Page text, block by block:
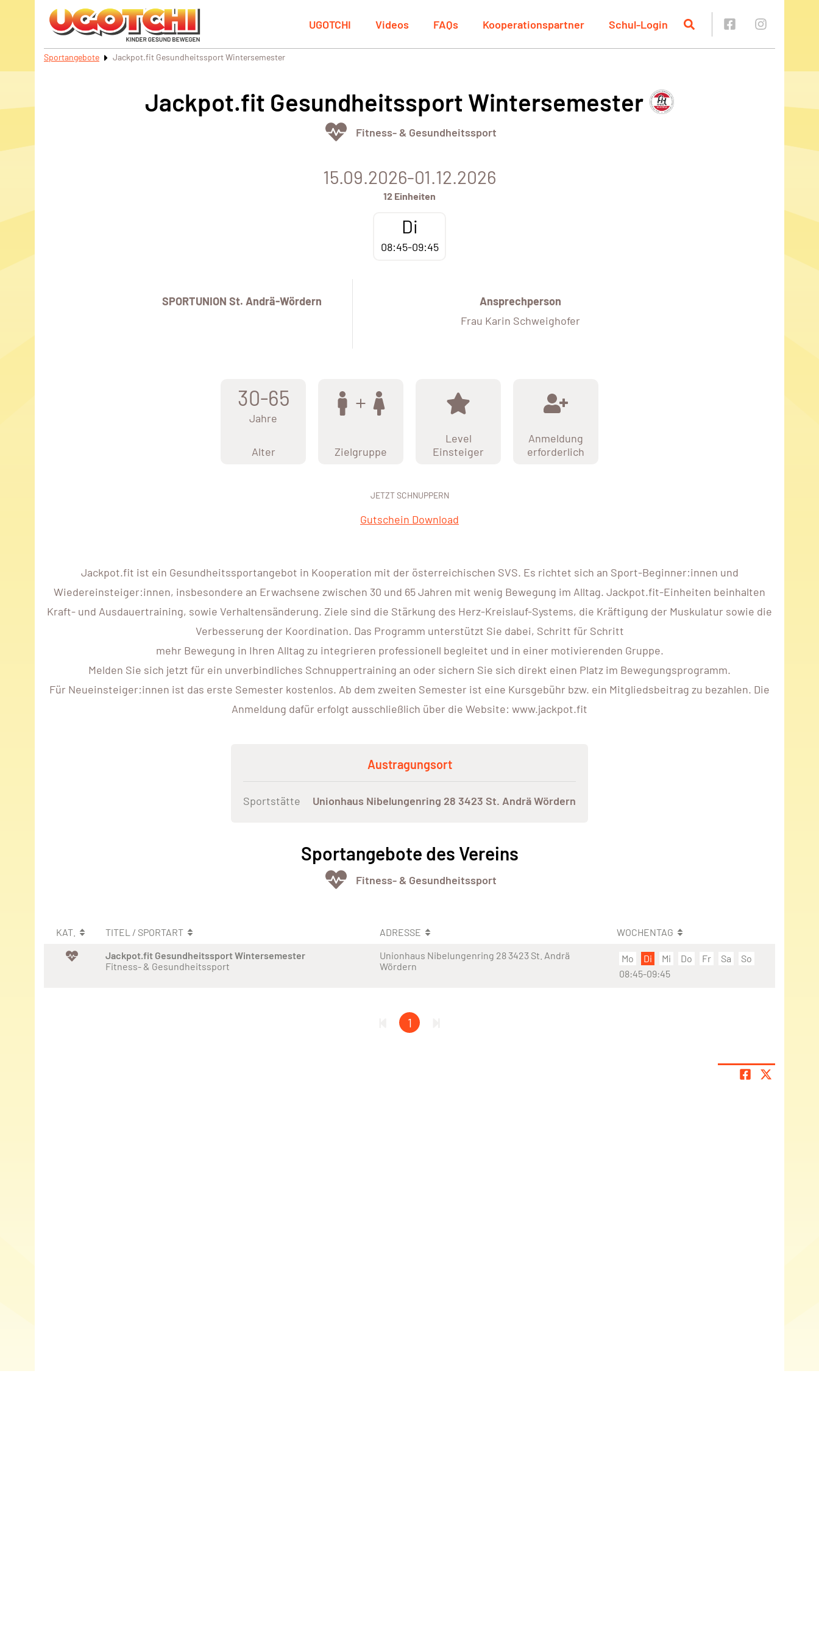
UGOTCHI Videos FAQs Kooperationspartner Schul-Login
Sportangebote Jackpot.fit Gesundheitssport Wintersemester
Jackpot.fit Gesundheitssport Wintersemester
Fitness- & Gesundheitssport
15.09.2026-01.12.2026
12 Einheiten
Di
08:45-09:45
SPORTUNION St. Andrä-Wördern
Ansprechperson
Frau Karin Schweighofer
30-65
Jahre
Alter Zielgruppe
Level
Einsteiger
Anmeldung
erforderlich
JETZT SCHNUPPERN
Gutschein Download
Jackpot.fit ist ein Gesundheitssportangebot in Kooperation mit der österreichischen SVS. Es richtet sich an Sport-Beginner:innen und
Wiedereinsteiger:innen, insbesondere an Erwachsene zwischen 30 und 65 Jahren mit wenig Bewegung im Alltag. Jackpot.fit-Einheiten beinhalten
Kraft- und Ausdauertraining, sowie Verhaltensänderung. Ziele sind die Stärkung des Herz-Kreislauf-Systems, die Kräftigung der Muskulatur sowie die
Verbesserung der Koordination. Das Programm unterstützt Sie dabei, Schritt für Schritt
mehr Bewegung in Ihren Alltag zu integrieren professionell begleitet und in einer motivierenden Gruppe.
Melden Sie sich jetzt für ein unverbindliches Schnuppertraining an oder sichern Sie sich direkt einen Platz im Bewegungsprogramm.
Für Neueinsteiger:innen ist das erste Semester kostenlos. Ab dem zweiten Semester ist eine Kursgebühr bzw. ein Mitgliedsbeitrag zu bezahlen. Die
Anmeldung dafür erfolgt ausschließlich über die Website: www.jackpot.fit
Austragungsort
Sportstätte Unionhaus Nibelungenring 28 3423 St. Andrä Wördern
Sportangebote des Vereins
Fitness- & Gesundheitssport
KAT. TITEL / SPORTART ADRESSE
WOCHENTAG
Jackpot.fit Gesundheitssport Wintersemester
Fitness- & Gesundheitssport
Unionhaus Nibelungenring 28 3423 St. Andrä
Wördern
Mo Di Mi Do Fr Sa
So
08:45-09:45
1